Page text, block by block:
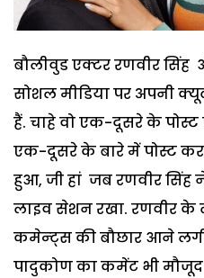
बौलीवुड एक्टर रणवीर
सोशल मीडिया पर अपनी
हैं. चाहे वो एक-दूसरे के
एक-दूसरे के बारे में पोस्ट
हुआ, जी हां जब रणवीर सिंह
लाइव सेशन रखा. रणवीर के
कमेन्ट्स की बौछार आने
पादुकोण का कमेंट भी मौजूद